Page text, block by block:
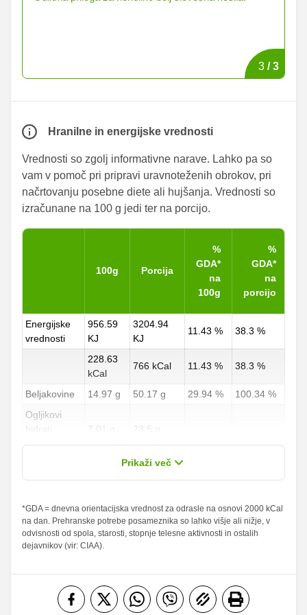
3 /3
Hranilne in energijske vrednosti
Vrednosti so zgolj informativne narave. Lahko pa so
vam v pomoč pri pripravi uravnoteženih obrokov, pri
načrtovanju posebne diete ali hujšanja. Vrednosti so
izračunane na 100 g jedi ter na porcijo.
100g Porcija
%
GDA*
na
100g
%
GDA*
na
porcijo
Energijske
vrednosti
956.59
KJ
3204.94
KJ
11.43 % 38.3 %
228.63
kCal
766 kCal 11.43 % 38.3 %
Beljakovine 14.97 g 50.17 g 29.94 %
100.34 %
Ogljikovi
hidrati
7.01 g 23.5 g
2.5 g
2.6 % 8.7 %
od teh
nasičene
maščobne
14.63 g
4.68 g
49 g 20.9 % 70 %
0.45 g 1.5 g 1.8 %
6 %
Folna kislina
2.98 g
10 g
Prikaži več
*GDA = dnevna orientacijska vrednost za odrasle na osnovi 2000 kCal
na dan. Prehranske potrebe posameznika so lahko višje ali nižje, v
odvisnosti od spola, starosti, stopnje telesne aktivnosti in ostalih
dejavnikov (vir: CIAA).